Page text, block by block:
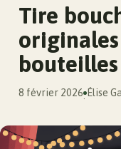
Tire
8 février 2026
·
Élise